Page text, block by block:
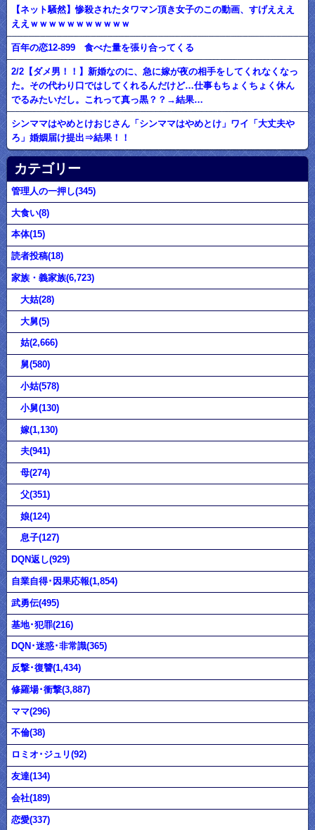
【ネット騒然】惨殺されたタワマン頂き女子のこの動画、すげえええ
ええｗｗｗｗｗｗｗｗｗｗｗ
百年の恋12-899 食べた量を張り合ってくる
2/2【ダメ男！！】新婚なのに、急に嫁が夜の相手をしてくれなくなっ
た。その代わり口ではしてくれるんだけど…仕事もちょくちょく休ん
でるみたいだし。これって真っ黒？？→結果…
シンママはやめとけおじさん「シンママはやめとけ」ワイ「大丈夫や
ろ」婚姻届け提出⇒結果！！
カテゴリー
管理人の一押し(345)
大食い(8)
本体(15)
読者投稿(18)
家族・義家族(6,723)
大姑(28)
大舅(5)
姑(2,666)
舅(580)
小姑(578)
小舅(130)
嫁(1,130)
夫(941)
母(274)
父(351)
娘(124)
息子(127)
DQN返し(929)
自業自得･因果応報(1,854)
武勇伝(495)
基地･犯罪(216)
DQN･迷惑･非常識(365)
反撃･復讐(1,434)
修羅場･衝撃(3,887)
ママ(296)
不倫(38)
ロミオ･ジュリ(92)
友達(134)
会社(189)
恋愛(337)